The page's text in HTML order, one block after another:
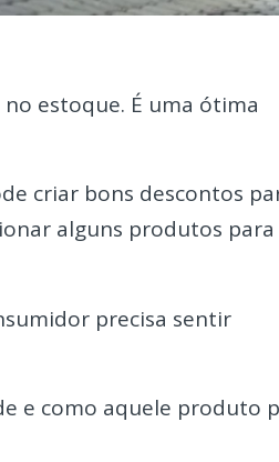
estoque. É uma ótima
criar bons descontos
alguns produtos para
precisa sentir
e como aquele produto